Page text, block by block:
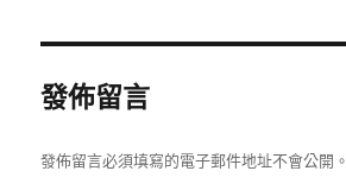
發佈留言
發佈留言必須填寫的電子郵件地址不會公開。